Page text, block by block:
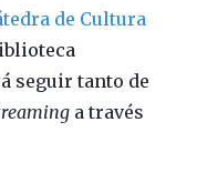
de Cultura
seguir tanto de
a través